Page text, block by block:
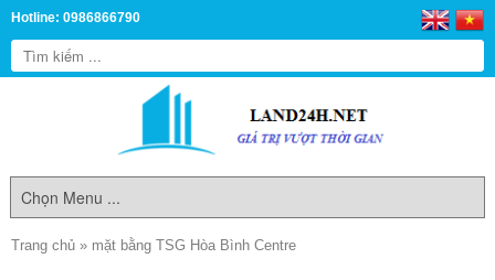
Hotline: 0986866790
Trang chủ » mặt bằng TSG Hòa Bình Centre